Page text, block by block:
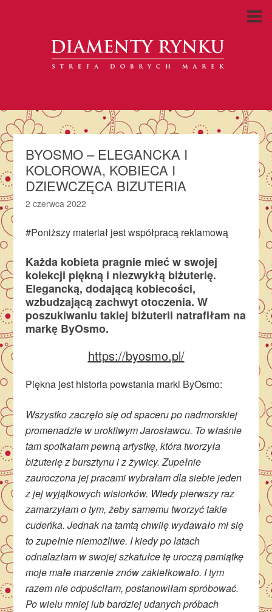
BYOSMO – ELEGANCKA I
KOLOROWA, KOBIECA I
DZIEWCZĘCA BIZUTERIA
2 czerwca 2022
#Poniższy materiał jest współpracą reklamową
Każda kobieta pragnie mieć w swojej
kolekcji piękną i niezwykłą biżuterię.
Elegancką, dodającą kobiecości,
wzbudzającą zachwyt otoczenia. W
poszukiwaniu takiej biżuterii natrafiłam na
markę ByOsmo.
https://byosmo.pl/
Piękna jest historia powstania marki ByOsmo:
Wszystko zaczęło się od spaceru po nadmorskiej
promenadzie w urokliwym Jarosławcu. To właśnie
tam spotkałam pewną artystkę, która tworzyła
biżuterię z bursztynu i z żywicy. Zupełnie
zauroczona jej pracami wybrałam dla siebie jeden
z jej wyjątkowych wisiorków. Wtedy pierwszy raz
zamarzyłam o tym, żeby samemu tworzyć takie
cudeńka. Jednak na tamtą chwilę wydawało mi się
to zupełnie niemożliwe. I kiedy po latach
odnalazłam w swojej szkatułce tę uroczą pamiątkę
moje małe marzenie znów zakiełkowało. I tym
razem nie odpuściłam, postanowiłam spróbować.
Po wielu mniej lub bardziej udanych próbach